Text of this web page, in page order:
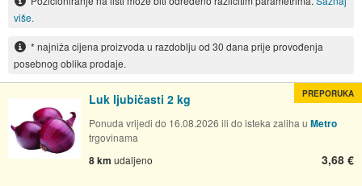
više.
* najniža cijena proizvoda u razdoblju od 30 dana prije provođenja
posebnog oblika prodaje.
Luk ljubičasti 2 kg
Ponuda vrijedi do 16.08.2026 ili do isteka zaliha u Metro
trgovinama
8 km udaljeno 3,68 €
PREPORUKA